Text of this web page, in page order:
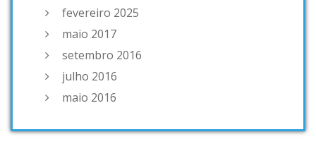
fevereiro 2025
maio 2017
setembro 2016
julho 2016
maio 2016